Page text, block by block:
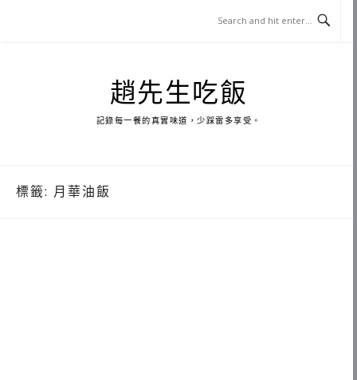
趙先生吃飯
記錄每一餐的真實味道，少踩雷多享受。
標籤: 月華油飯